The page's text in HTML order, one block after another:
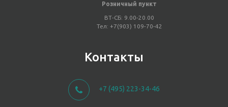
Розничный пункт
ВТ-СБ: 9.00-20.00
Тел: +7(903) 109-70-42
Контакты
+7 (495) 223-34-46